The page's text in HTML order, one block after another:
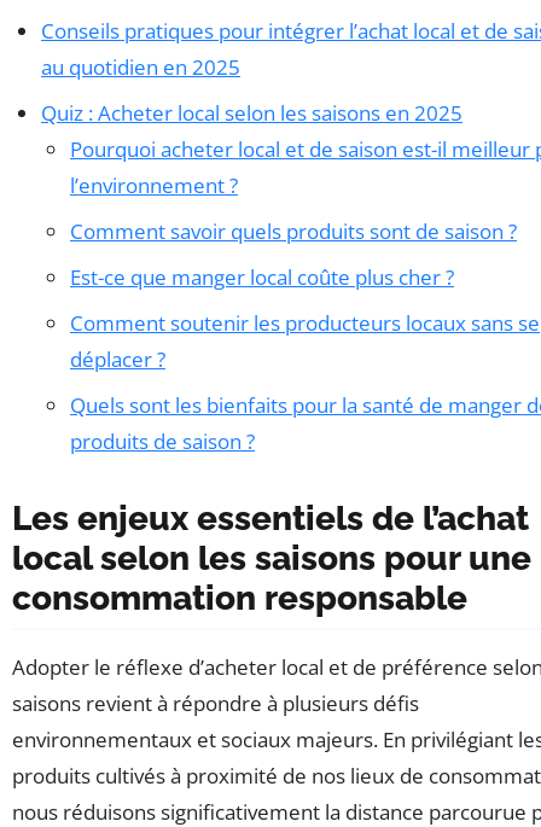
Conseils pratiques pour intégrer l’achat local et de
au quotidien en 2025
Quiz : Acheter local selon les saisons en 2025
Pourquoi acheter local et de saison est-il meilleur
l’environnement ?
Comment savoir quels produits sont de saison ?
Est-ce que manger local coûte plus cher ?
Comment soutenir les producteurs locaux sans se
déplacer ?
Quels sont les bienfaits pour la santé de manger
produits de saison ?
Les enjeux essentiels de l’achat
local selon les saisons pour une
consommation responsable
Adopter le réflexe d’acheter local et de préférence
saisons revient à répondre à plusieurs défis
environnementaux et sociaux majeurs. En privilégiant
produits cultivés à proximité de nos lieux de
nous réduisons significativement la distance parcourue